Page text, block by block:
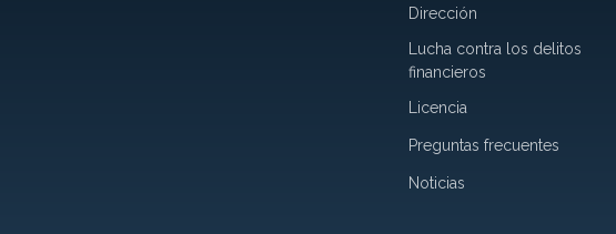
Dirección
Lucha contra los delitos
financieros
Licencia
Preguntas frecuentes
Noticias